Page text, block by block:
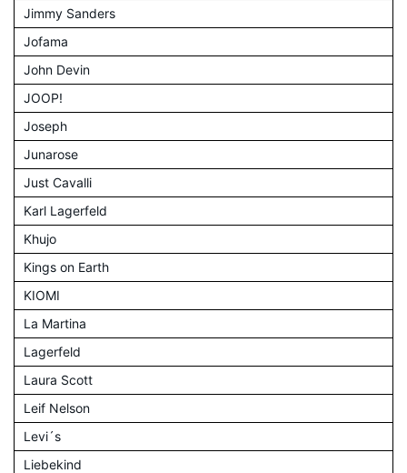
Jimmy Sanders
Jofama
John Devin
JOOP!
Joseph
Junarose
Just Cavalli
Karl Lagerfeld
Khujo
Kings on Earth
KIOMI
La Martina
Lagerfeld
Laura Scott
Leif Nelson
Levi´s
Liebekind